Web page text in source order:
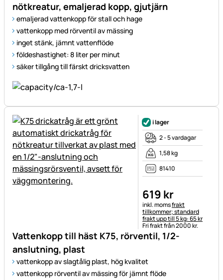
nötkreatur, emaljerad kopp, gjutjärn
emaljerad vattenkopp för stall och hage
vattenkopp med rörventil av mässing
inget stänk, jämnt vattenflöde
földeshastighet: 8 liter per minut
säker tillgång till färskt dricksvatten
Vattenkopp till häst K75, rörventil, 1/2-
anslutning, plast
vattenkopp av slagtålig plast, hög kvalitet
vattenkopp rörventil av mässing för jämnt flöde
i lager
2 - 5 vardagar
1,58 kg
81410
619 kr
Skatteinformation:
inkl. momsfrakt
tillkommer; standard
frakt upp till 5 kg: 65 kr
Fri frakt från 2000 kr.